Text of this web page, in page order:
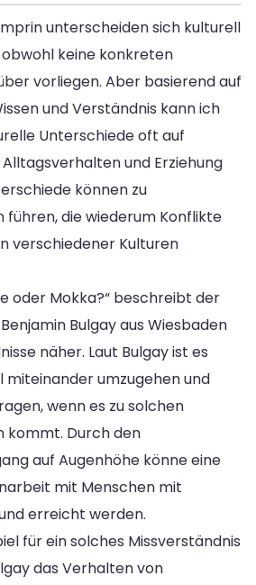
unterscheiden sich kulturell
keine konkreten
vorliegen. Aber basierend auf
und Verständnis kann ich
Unterschiede oft auf
und Erziehung
können zu
führen, die wiederum Konflikte
verschiedener Kulturen
oder Mokka?“ beschreibt der
Bulgay aus Wiesbaden
näher. Laut Bulgay ist es
umzugehen und
wenn es zu solchen
kommt. Durch den
auf Augenhöhe könne eine
mit Menschen mit
erreicht werden.
für ein solches Missverständnis
das Verhalten von